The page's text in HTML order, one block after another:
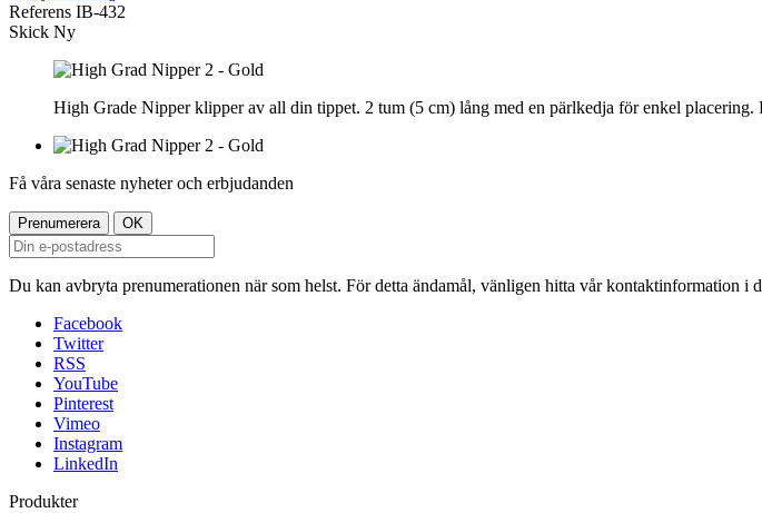
Referens IB-432
Skick Ny
High Grade Nipper klipper av all din tippet. 2 tum (5 cm) lång med en pärlkedja för enkel
Få våra senaste nyheter och erbjudanden
Du kan avbryta prenumerationen när som helst. För detta ändamål, vänligen hitta vår kontaktinformation i
Facebook
Twitter
RSS
YouTube
Pinterest
Vimeo
Instagram
LinkedIn
Produkter